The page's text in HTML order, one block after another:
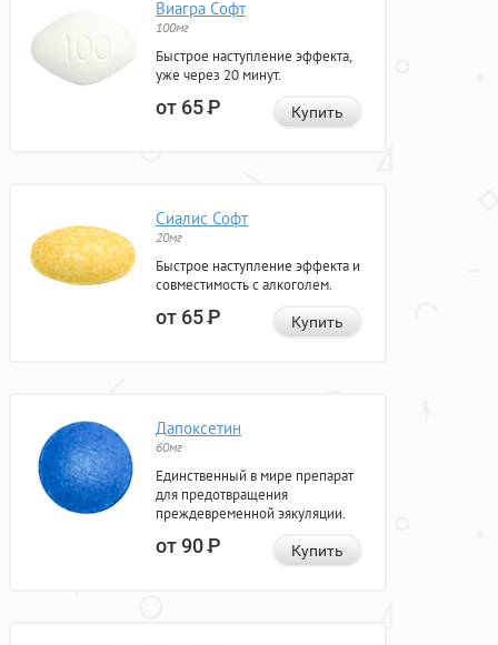
Виагра Софт
100мг
Быстрое наступление эффекта,
уже через 20 минут.
от 65Р Купить
Сиалис Софт
20мг
Быстрое наступление эффекта и
совместимость с алкоголем.
от 65Р Купить
Дапоксетин
60мг
Единственный в мире препарат
для предотвращения
преждевременной эякуляции.
от 90Р Купить